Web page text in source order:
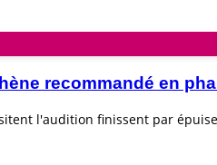
recommandé en
l'audition finissent par